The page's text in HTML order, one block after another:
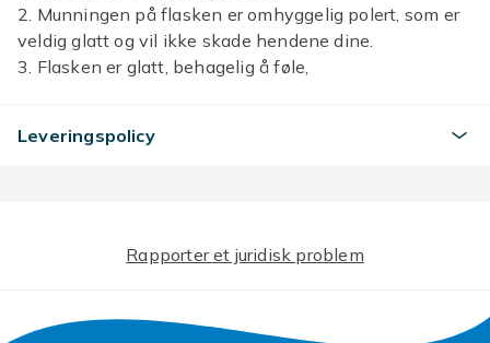
2. Munningen på flasken er omhyggelig polert, som er
veldig glatt og vil ikke skade hendene dine.
3. Flasken er glatt, behagelig å føle,
trygge og sunne.
spesifikasjon:
3, farge: som vist
Leveringspolicy
Rapporter et juridisk problem